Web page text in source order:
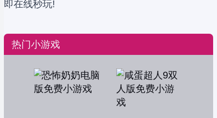
即在线秒玩!
热门小游戏